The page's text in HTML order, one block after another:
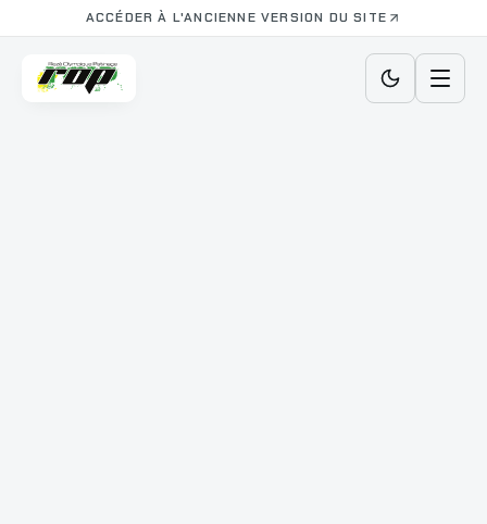
ACCÉDER À L'ANCIENNE VERSION DU SITE